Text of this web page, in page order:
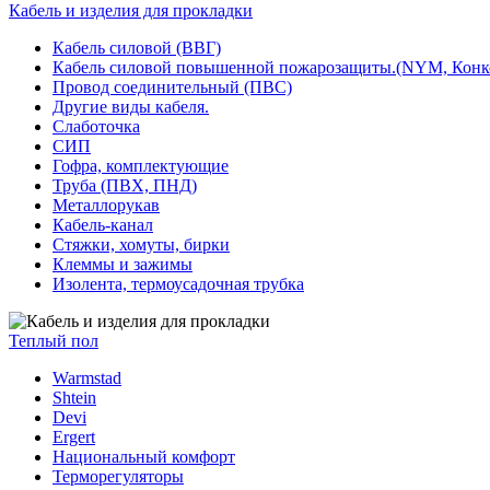
Кабель и изделия для прокладки
Кабель силовой (ВВГ)
Кабель силовой повышенной пожарозащиты.(NYM,
Провод соединительный (ПВС)
Другие виды кабеля.
Слаботочка
СИП
Гофра, комплектующие
Труба (ПВХ, ПНД)
Металлорукав
Кабель-канал
Стяжки, хомуты, бирки
Клеммы и зажимы
Изолента, термоусадочная трубка
Теплый пол
Warmstad
Shtein
Devi
Ergert
Национальный комфорт
Терморегуляторы